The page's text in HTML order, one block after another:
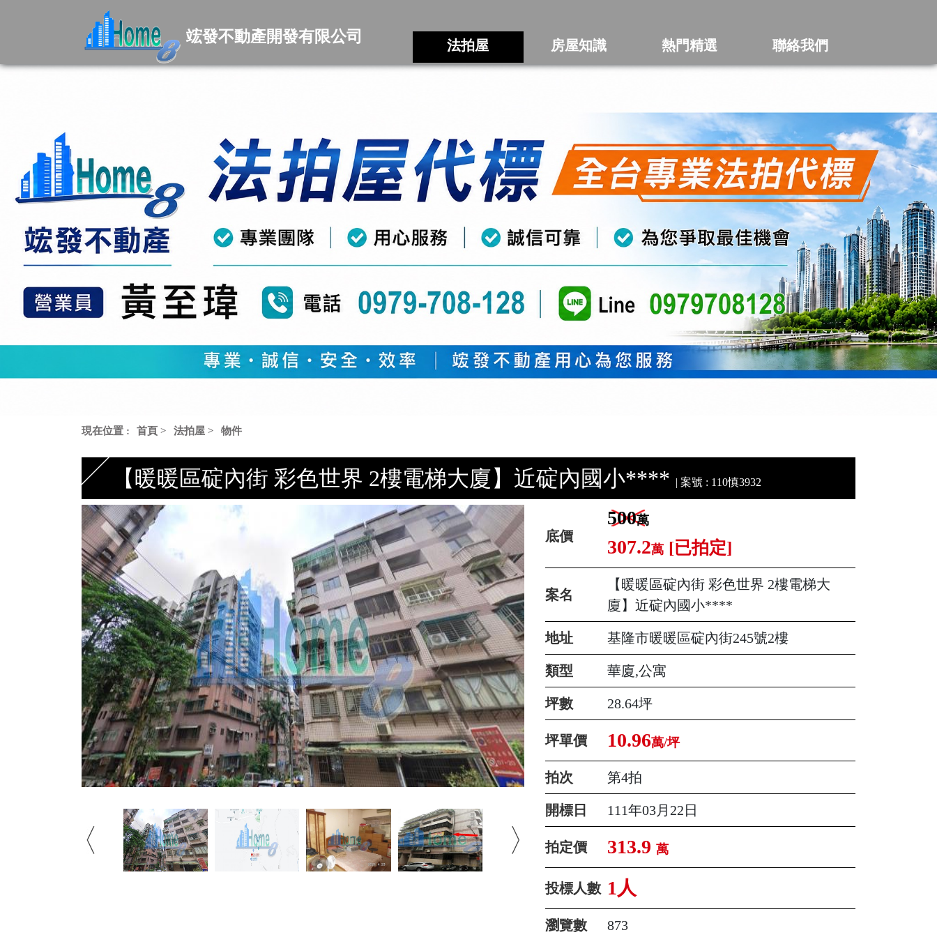
竤發不動產開發有限公司
法拍屋 房屋知識 熱門精選 聯絡我們
現在位置 : 首頁 > 法拍屋 > 物件
【暖暖區碇內街 彩色世界 2樓電梯大廈】近碇內國小**** | 案號 : 110慎3932
底價
500萬
307.2萬 [已拍定]
案名
【暖暖區碇內街 彩色世界 2樓電梯大
廈】近碇內國小****
地址 基隆市暖暖區碇內街245號2樓
類型 華廈,公寓
坪數 28.64坪
坪單價 10.96萬/坪
拍次 第4拍
開標日 111年03月22日
拍定價 313.9 萬
投標人數 1人
瀏覽數 873